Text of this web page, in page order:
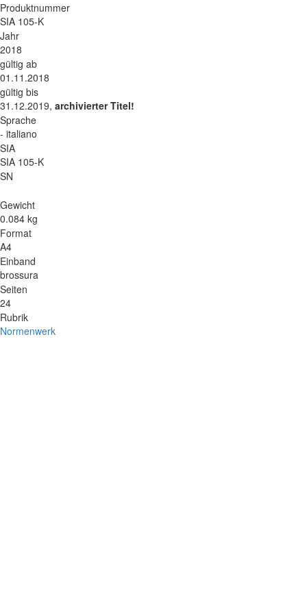
Produktnummer
SIA 105-K
Jahr
2018
gültig ab
01.11.2018
gültig bis
31.12.2019, archivierter Titel!
Sprache
- italiano
SIA
SIA 105-K
SN
Gewicht
0.084 kg
Format
A4
Einband
brossura
Seiten
24
Rubrik
Normenwerk